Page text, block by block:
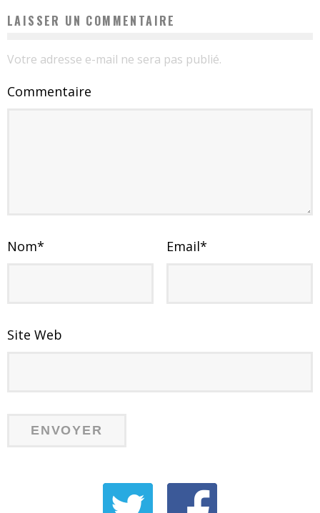
LAISSER UN COMMENTAIRE
Votre adresse e-mail ne sera pas publié.
Commentaire
Nom* Email*
Site Web